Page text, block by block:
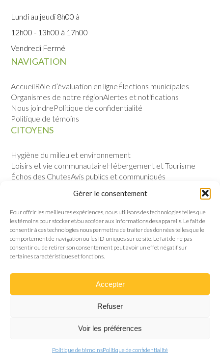
Gérer le consentement
Pour offrir les meilleures expériences, nous utilisons des technologies telles que
les témoins pour stocker et/ou accéder aux informations des appareils. Le fait de
consentir à ces technologies nous permettra de traiter des données telles que le
comportement de navigation ou les ID uniques sur ce site. Le fait de ne pas
consentir ou de retirer son consentement peut avoir un effet négatif sur
certaines caractéristiques et fonctions.
Accepter
Refuser
Voir les préférences
Politique de témoinsPolitique de confidentialité
NAVIGATION
AccueilRôle d’évaluation en ligneÉlections municipales
Organismes de notre régionAlertes et notifications
Nous joindrePolitique de confidentialité
Politique de témoins
CITOYENS
Hygiène du milieu et environnement
Loisirs et vie communautaireHébergement et Tourisme
Échos des ChutesAvis publics et communiqués
Notre histoirePermis et règlements
Politique de gestion contractuelleConseil municipal
Lundi au jeudi 8h00 à
12h00 - 13h00 à 17h00
Vendredi Fermé
Conception webCommunication par l'image